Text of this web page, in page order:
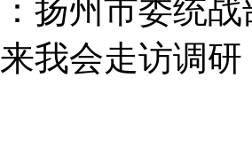
扬州市委统
我会走访调研